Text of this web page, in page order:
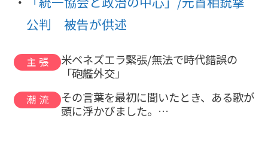
公判 被告が供述
主張
米ベネズエラ緊張/無法で時代錯誤の
「砲艦外交」
潮流
その言葉を最初に聞いたとき、ある歌が
頭に浮かびました。…